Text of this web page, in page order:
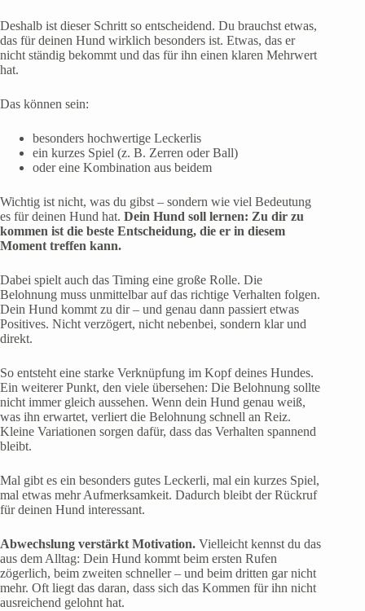
Deshalb ist dieser Schritt so entscheidend. Du brauchst etwas,
das für deinen Hund wirklich besonders ist. Etwas, das er
nicht ständig bekommt und das für ihn einen klaren Mehrwert
hat.
Das können sein:
besonders hochwertige Leckerlis
ein kurzes Spiel (z. B. Zerren oder Ball)
oder eine Kombination aus beidem
Wichtig ist nicht, was du gibst – sondern wie viel Bedeutung
es für deinen Hund hat. Dein Hund soll lernen: Zu dir zu
kommen ist die beste Entscheidung, die er in diesem
Moment treffen kann.
Dabei spielt auch das Timing eine große Rolle. Die
Belohnung muss unmittelbar auf das richtige Verhalten folgen.
Dein Hund kommt zu dir – und genau dann passiert etwas
Positives. Nicht verzögert, nicht nebenbei, sondern klar und
direkt.
So entsteht eine starke Verknüpfung im Kopf deines Hundes.
Ein weiterer Punkt, den viele übersehen: Die Belohnung sollte
nicht immer gleich aussehen. Wenn dein Hund genau weiß,
was ihn erwartet, verliert die Belohnung schnell an Reiz.
Kleine Variationen sorgen dafür, dass das Verhalten spannend
bleibt.
Mal gibt es ein besonders gutes Leckerli, mal ein kurzes Spiel,
mal etwas mehr Aufmerksamkeit. Dadurch bleibt der Rückruf
für deinen Hund interessant.
Abwechslung verstärkt Motivation. Vielleicht kennst du das
aus dem Alltag: Dein Hund kommt beim ersten Rufen
zögerlich, beim zweiten schneller – und beim dritten gar nicht
mehr. Oft liegt das daran, dass sich das Kommen für ihn nicht
ausreichend gelohnt hat.